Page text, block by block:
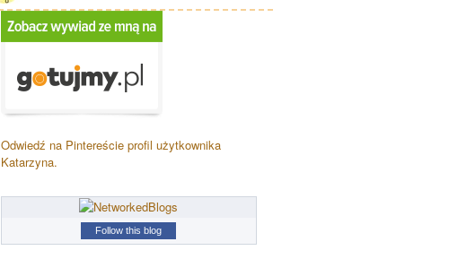
Odwiedź na Pintereście profil użytkownika
Katarzyna.
Follow this blog